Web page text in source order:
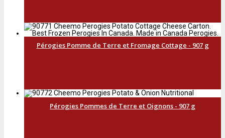
Pérogies Pomme de Terre et Fromage Cottage - 907 g
Pérogies Pommes de Terre et Oignons - 907 g